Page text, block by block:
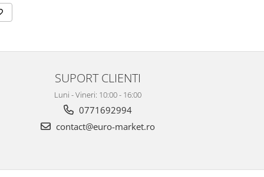
SUPORT CLIENTI
Luni - Vineri: 10:00 - 16:00
0771692994
contact@euro-market.ro